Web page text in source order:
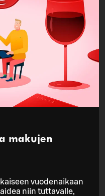
makujen
vuodenaikaan
niin tuttavalle,